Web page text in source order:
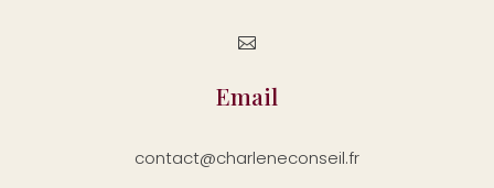

Email
contact@charleneconseil.fr